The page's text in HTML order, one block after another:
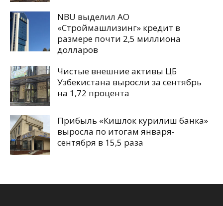
NBU выделил АО
«Строймашлизинг» кредит в
размере почти 2,5 миллиона
долларов
Чистые внешние активы ЦБ
Узбекистана выросли за сентябрь
на 1,72 процента
Прибыль «Кишлок курилиш банка»
выросла по итогам января-
сентября в 15,5 раза